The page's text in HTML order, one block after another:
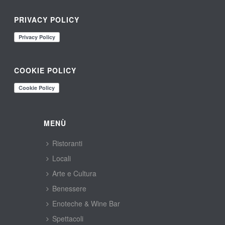
PRIVACY POLICY
COOKIE POLICY
MENÙ
Ristoranti
Locali
Arte e Cultura
Benessere
Enoteche & Wine Bar
Spettacoli